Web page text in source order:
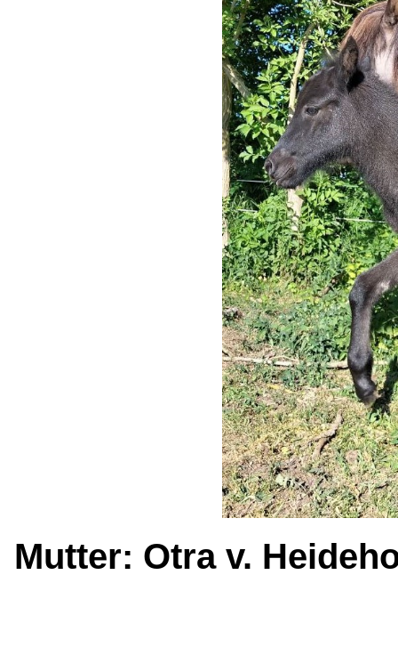
Mutter: Otra v.